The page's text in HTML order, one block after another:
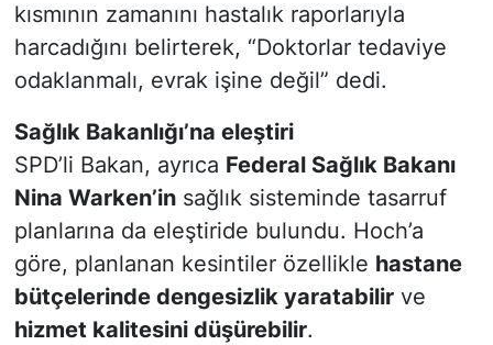
kısmının zamanını hastalık raporlarıyla
harcadığını belirterek, “Doktorlar tedaviye
odaklanmalı, evrak işine değil” dedi.
Sağlık Bakanlığı’na eleştiri
SPD’li Bakan, ayrıca Federal Sağlık Bakanı
Nina Warken’insağlık sisteminde tasarruf
planlarına da eleştiride bulundu. Hoch’a
göre, planlanan kesintiler özellikle hastane
bütçelerinde dengesizlik yaratabilirve
hizmet kalitesini düşürebilir.